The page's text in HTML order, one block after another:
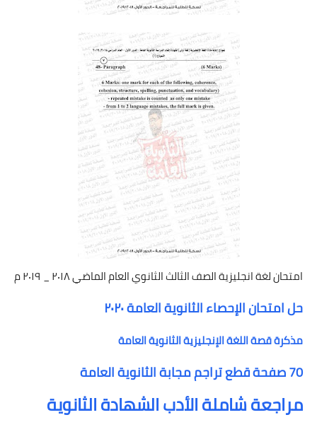
امتحان لغة انجليزية الصف الثالث الثانوي العام الماضي ٢٠١٨ _ ٢٠١٩ م
حل امتحان الإحصاء الثانوية العامة ٢٠٢٠
مذكرة قصة اللغة الإنجليزية الثانوية العامة
70 صفحة قطع تراجم مجابة الثانوية العامة
مراجعة شاملة الأدب الشهادة الثانوية